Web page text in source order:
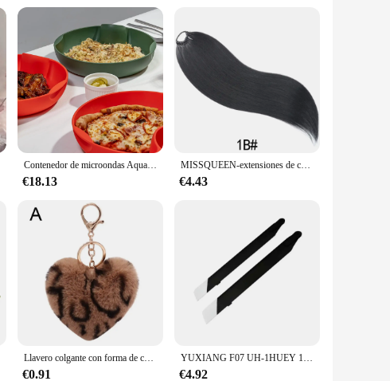
Contenedor de microondas Aqua wave of moisture rock, cola larga
€18.13
MISSQUEEN-extensiones de cabello sintético para mujer, cola de caballo liso con pelo largo y de 24 pulgadas, adecuado para uso diario
€4.43
Llavero colgante con forma de corazón de melocotón mullido de felpa con patrón de leopardo Multicolor, llaveros de dibujos animados lindos, llavero de coche, moda
€0.91
YUXIANG F07 UH-1HUEY 1:34 piezas de helicóptero batería hélice principal cola Rotor Shell Rotor mandril cola accesorios de placa principal
€4.92